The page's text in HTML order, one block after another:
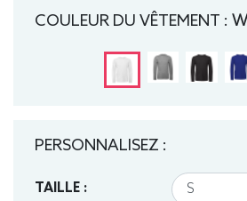
Léger, Homme, Col rond, Bio /
COULEUR DU VÊTEMENT :
PERSONNALISEZ :
TAILLE :